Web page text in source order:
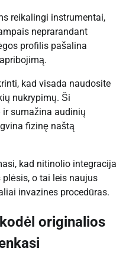
reikalingi instrumentai,
neprarandant
profilis pašalina
kad visada naudosite
nukrypimų. Ši
sumažina audinių
fizinę naštą
kad nitinolio integracija
o tai leis naujus
invazines procedūras.
originalios